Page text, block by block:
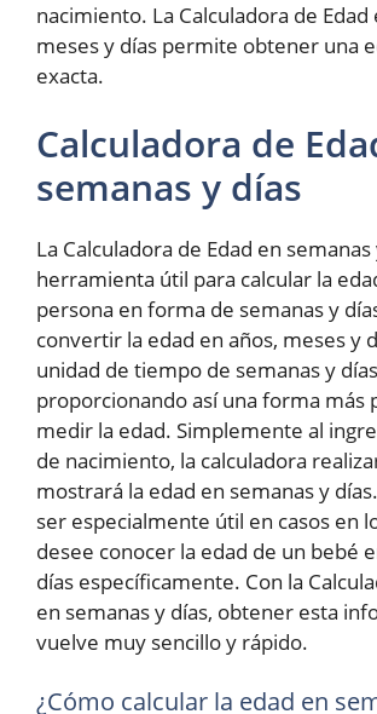
nacimiento. La Calculadora de Edad
meses y días permite obtener una
exacta.
Calculadora de
semanas y días
La Calculadora de Edad en
herramienta útil para calcular la
persona en forma de semanas y
convertir la edad en años, meses y
unidad de tiempo de semanas y
proporcionando así una forma más
medir la edad. Simplemente al
de nacimiento, la calculadora
mostrará la edad en semanas y
ser especialmente útil en casos en
desee conocer la edad de un bebé
días específicamente. Con la
en semanas y días, obtener esta
vuelve muy sencillo y rápido.
¿Cómo calcular la edad en